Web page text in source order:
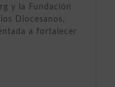
y la Fundación
Diocesanos,
a fortalecer